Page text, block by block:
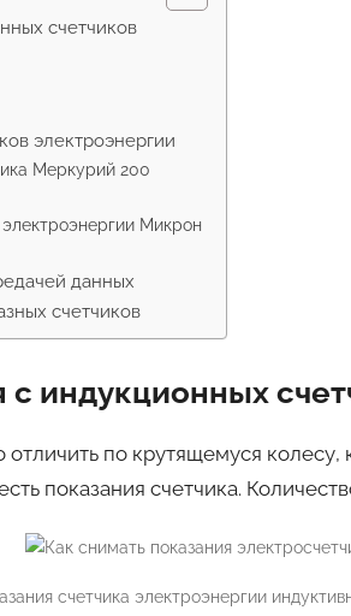
счетчиков
электроэнергии
Меркурий 200
электроэнергии Микрон
данных
счетчиков
индукционных
по крутящемуся
показания счетчика.
счетчика электроэнергии